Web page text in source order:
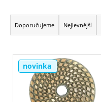
Ř
a
z
e
Doporučujeme Nejlevnější
V
novinka
n
a
í